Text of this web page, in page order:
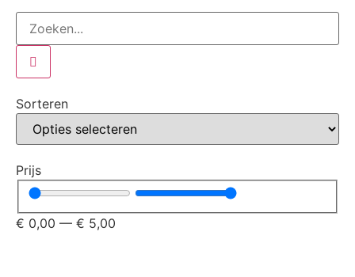
Sorteren
Prijs
€ 0,00 — € 5,00